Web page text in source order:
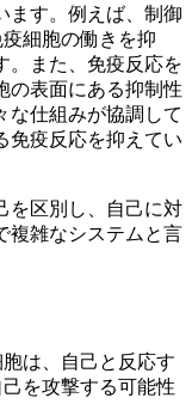
ます。例えば、制御
細胞の働きを抑
。また、免疫反応を
の表面にある抑制性
な仕組みが協調して
免疫反応を抑えてい
を区別し、自己に対
複雑なシステム と言
は、自己と反応す
を攻撃する可能性